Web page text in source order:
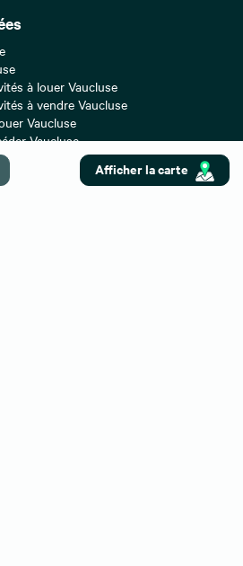
Afficher la carte
à louer Vaucluse
à vendre Vaucluse
Vaucluse
Vaucluse